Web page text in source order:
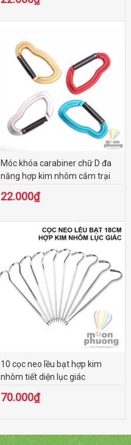
Móc khóa carabiner chữ D đa
năng hợp kim nhôm cắm trại
22.000₫
10 cọc neo lều bạt hợp kim
nhôm tiết diện lục giác
70.000₫